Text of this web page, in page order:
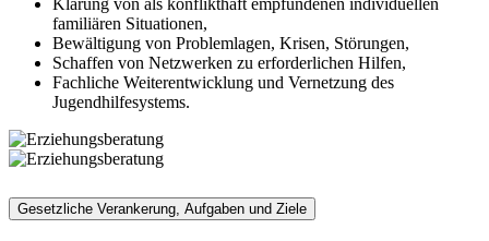
Klärung von als konflikthaft empfundenen individuellen
familiären Situationen,
Bewältigung von Problemlagen, Krisen, Störungen,
Schaffen von Netzwerken zu erforderlichen Hilfen,
Fachliche Weiterentwicklung und Vernetzung des
Jugendhilfesystems.
Gesetzliche Verankerung, Aufgaben und Ziele